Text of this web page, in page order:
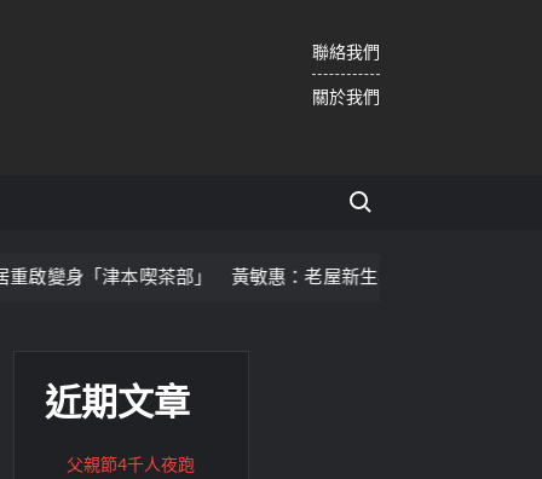
聯絡我們
關於我們
Search for:
津本喫茶部」 黃敏惠：老屋新生再添木都亮點
近期文章
父親節4千人夜跑